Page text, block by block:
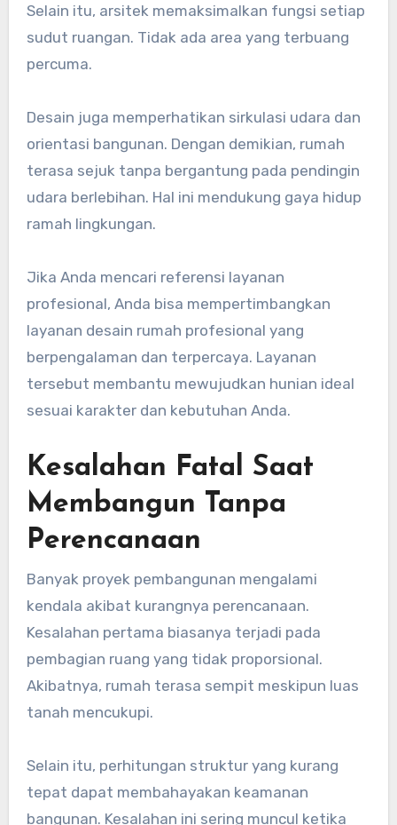
Selain itu, arsitek memaksimalkan fungsi setiap
sudut ruangan. Tidak ada area yang terbuang
percuma.
Desain juga memperhatikan sirkulasi udara dan
orientasi bangunan. Dengan demikian, rumah
terasa sejuk tanpa bergantung pada pendingin
udara berlebihan. Hal ini mendukung gaya hidup
ramah lingkungan.
Jika Anda mencari referensi layanan
profesional, Anda bisa mempertimbangkan
layanan desain rumah profesional yang
berpengalaman dan terpercaya. Layanan
tersebut membantu mewujudkan hunian ideal
sesuai karakter dan kebutuhan Anda.
Kesalahan Fatal Saat
Membangun Tanpa
Perencanaan
Banyak proyek pembangunan mengalami
kendala akibat kurangnya perencanaan.
Kesalahan pertama biasanya terjadi pada
pembagian ruang yang tidak proporsional.
Akibatnya, rumah terasa sempit meskipun luas
tanah mencukupi.
Selain itu, perhitungan struktur yang kurang
tepat dapat membahayakan keamanan
bangunan. Kesalahan ini sering muncul ketika